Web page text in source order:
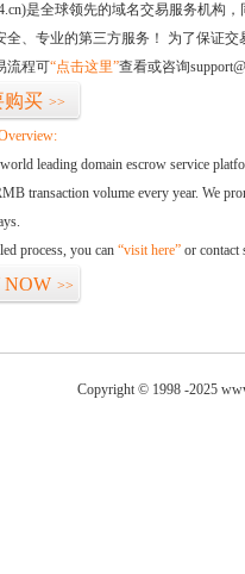
是全球领先的域名交易服务机构
全、专业的第三方服务！ 为了保证
流程可“点击这里”查看或咨询
购买 >>
leading domain escrow service
transaction volume every year. We
process, you can “visit here” or contact
NOW >>
Copyright © 1998 -2025